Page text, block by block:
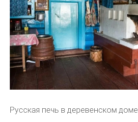
Русская печь в деревенском доме